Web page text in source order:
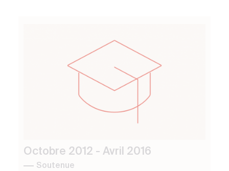
Octobre 2012 - Avril 2016
Soutenue